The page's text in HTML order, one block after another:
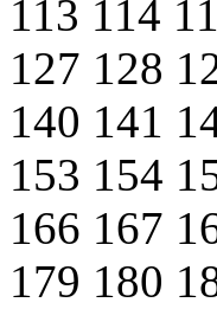
113 114
127 128
140 141
153 154
166 167
179 180